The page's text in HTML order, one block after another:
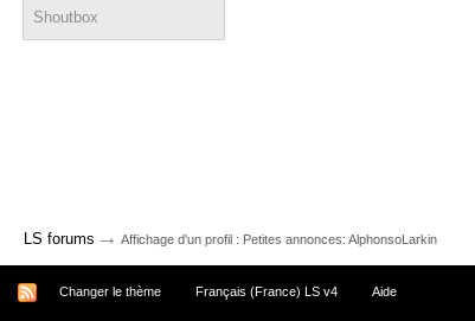
Shoutbox
LS forums → Affichage d'un profil : Petites annonces: AlphonsoLarkin
Changer le thème Français (France) LS v4 Aide